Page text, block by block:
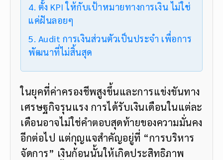
4. ตั้ง KPI ให้กับเป้าหมายทางการเงิน ไม่ใช่
แค่ฝันลอยๆ
5. Audit การเงินส่วนตัวเป็นประจำ เพื่อการ
พัฒนาที่ไม่สิ้นสุด
ในยุคที่ค่าครองชีพสูงขึ้นและการแข่งขันทาง
เศรษฐกิจรุนแรง การได้รับเงินเดือนในแต่ละ
เดือนอาจไม่ใช่คำตอบสุดท้ายของความมั่นคง
อีกต่อไป แต่กุญแจสำคัญอยู่ที่ “การบริหาร
จัดการ” เงินก้อนนั้นให้เกิดประสิทธิภาพ